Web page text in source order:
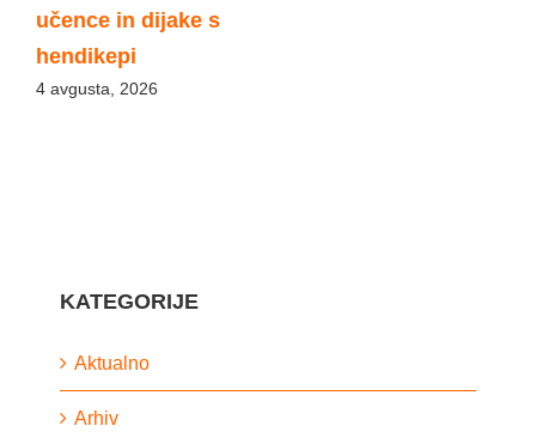
učence in dijake s
hendikepi
4 avgusta, 2026
KATEGORIJE
Aktualno
Arhiv